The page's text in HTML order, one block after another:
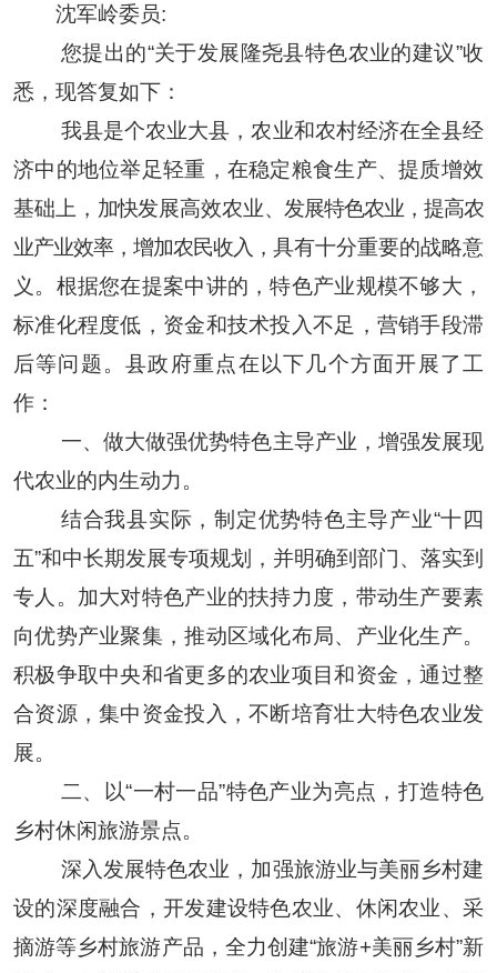
沈军岭委员:
您提出的“关于发展隆尧县特色农业的建议”收
悉，现答复如下：
我县是个农业大县，农业和农村经济在全县经
济中的地位举足轻重， 在稳定粮食生产、提质增效
基础上， 加快发展高效农业、发展特色农业，提高农
业产业效率，增加农民收入，具有十分重要的战略意
义。 根据您在提案中讲的，特色产业规模不够大，
标准化程度低，资金和技术投入不足，营销手段滞
后等问题。县政府重点在以下几个方面开展了工
作：
一、做大做强优势特色主导产业，增强发展现
代农业的内生动力。
结合我县实际，制定优势特色主导产业“十四
五”和中长期发展专项规划，并明确到部门、落实到
专人。加大对特色产业的扶持力度，带动生产要素
向优势产业聚集，推动区域化布局、产业化生产。
积极争取中央和省更多的农业项目和资金，通过整
合资源，集中资金投入 ，不断培育壮大特色农业发
展。
二、
以“一村一品”特色产业为亮点，打造特色
乡村休闲旅游景点。
深入发展特色农业，加强旅游业与美丽乡村建
设的深度融合，开发建设特色农业、休闲农业、采
摘游等乡村旅游产品，全力创建“旅游+美丽乡村”新